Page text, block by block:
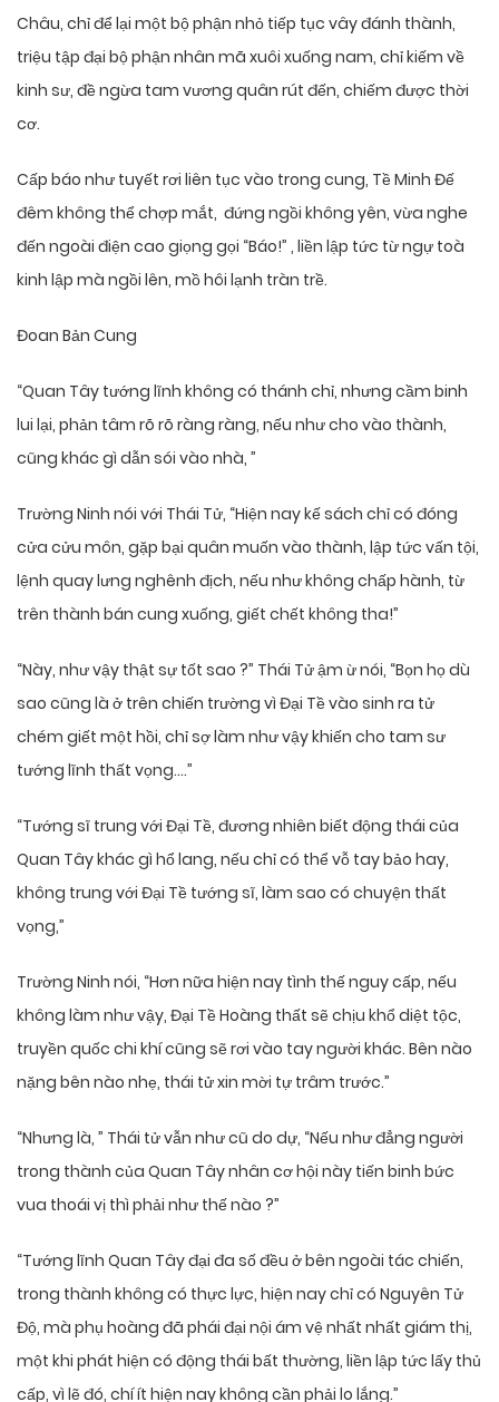
Châu, chỉ để lại một bộ phận nhỏ tiếp tục vây đánh thành,
triệu tập đại bộ phận nhân mã xuôi xuống nam, chỉ kiếm về
kinh sư, đề ngừa tam vương quân rút đến, chiếm được thời
cơ.
Cấp báo như tuyết rơi liên tục vào trong cung, Tề Minh Đế
đêm không thể chợp mắt, đứng ngồi không yên, vừa nghe
đến ngoài điện cao giọng gọi “Báo!” , liền lập tức từ ngự toà
kinh lập mà ngồi lên, mồ hôi lạnh tràn trề.
Đoan Bản Cung
“Quan Tây tướng lĩnh không có thánh chỉ, nhưng cầm binh
lui lại, phản tâm rõ rõ ràng ràng, nếu như cho vào thành,
cũng khác gì dẫn sói vào nhà, ”
Trường Ninh nói với Thái Tử, “Hiện nay kế sách chỉ có đóng
cửa cửu môn, gặp bại quân muốn vào thành, lập tức vấn tội,
lệnh quay lưng nghênh địch, nếu như không chấp hành, từ
trên thành bán cung xuống, giết chết không tha!”
“Này, như vậy thật sự tốt sao ?” Thái Tử ậm ừ nói, “Bọn họ dù
sao cũng là ở trên chiến trường vì Đại Tề vào sinh ra tử
chém giết một hồi, chỉ sợ làm như vậy khiến cho tam sư
tướng lĩnh thất vọng….”
“Tướng sĩ trung với Đại Tề, đương nhiên biết động thái của
Quan Tây khác gì hổ lang, nếu chỉ có thể vỗ tay bảo hay,
không trung với Đại Tề tướng sĩ, làm sao có chuyện thất
vọng,”
Trường Ninh nói, “Hơn nữa hiện nay tình thế nguy cấp, nếu
không làm như vậy, Đại Tề Hoàng thất sẽ chịu khổ diệt tộc,
truyền quốc chi khí cũng sẽ rơi vào tay người khác. Bên nào
nặng bên nào nhẹ, thái tử xin mời tự trâm trước.”
“Nhưng là, ” Thái tử vẫn như cũ do dự, “Nếu như đẳng người
trong thành của Quan Tây nhân cơ hội này tiến binh bức
vua thoái vị thì phải như thế nào ?”
“Tướng lĩnh Quan Tây đại đa số đều ở bên ngoài tác chiến,
trong thành không có thực lực, hiện nay chỉ có Nguyên Tử
Độ, mà phụ hoàng đã phái đại nội ám vệ nhất nhất giám thị,
một khi phát hiện có động thái bất thường, liền lập tức lấy thủ
cấp, vì lẽ đó, chí ít hiện nay không cần phải lo lắng.”